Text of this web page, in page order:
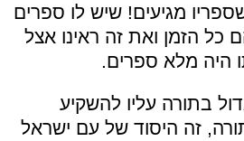
מגיעים! שיש לו ספרים
כל הזמן ואת זה ראינו אצל
היה מלא ספרים.
בתורה עליו להשקיע
זה היסוד של עם ישראל